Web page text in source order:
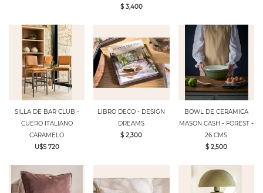
$ 3,400
SILLA DE BAR CLUB -
CUERO ITALIANO
CARAMELO
U$S 720
LIBRO DECO - DESIGN
DREAMS
$ 2,300
BOWL DE CERAMICA
MASON CASH - FOREST -
26 CMS
$ 2,500